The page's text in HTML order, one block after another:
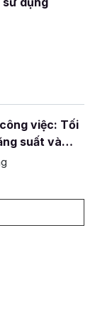
việc: Tối
suất và